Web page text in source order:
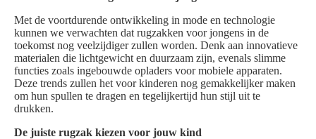
Met de voortdurende ontwikkeling in mode en technologie
kunnen we verwachten dat rugzakken voor jongens in de
toekomst nog veelzijdiger zullen worden. Denk aan innovatieve
materialen die lichtgewicht en duurzaam zijn, evenals slimme
functies zoals ingebouwde opladers voor mobiele apparaten.
Deze trends zullen het voor kinderen nog gemakkelijker maken
om hun spullen te dragen en tegelijkertijd hun stijl uit te
drukken.
De juiste rugzak kiezen voor jouw kind